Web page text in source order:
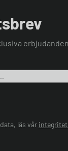
läs vår